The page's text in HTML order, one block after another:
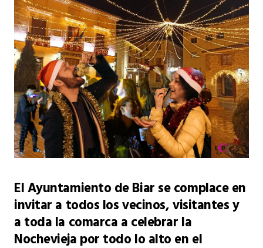
El Ayuntamiento de Biar se complace en
invitar a todos los vecinos, visitantes y
a toda la comarca a celebrar la
Nochevieja por todo lo alto en el